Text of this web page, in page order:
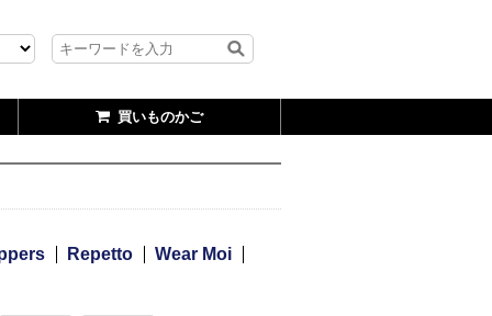
買いものかご
Repetto
Wear Moi